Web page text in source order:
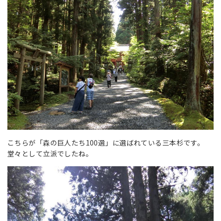
こちらが「森の巨人たち100選」に選ばれている三本杉です。
堂々として立派でしたね。